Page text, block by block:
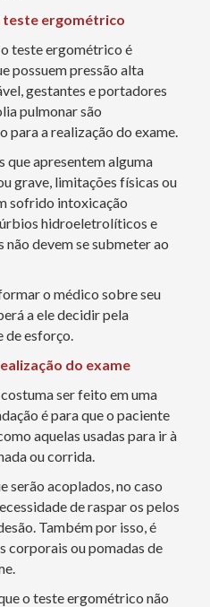
teste ergométrico
teste ergométrico é
possuem pressão alta
gestantes e portadores
pulmonar são
para a realização do exame.
que apresentem alguma
grave, limitações físicas ou
sofrido intoxicação
hidroeletrolíticos e
devem se submeter ao
o médico sobre seu
a ele decidir pela
de esforço.
do exame
ser feito em uma
é para que o paciente
aquelas usadas para ir à
ou corrida.
serão acoplados, no caso
de raspar os pelos
Também por isso, é
corporais ou pomadas de
o teste ergométrico não